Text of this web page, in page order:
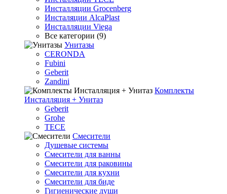
Инсталляции Grocenberg
Инсталяции AlcaPlast
Инсталляции Viega
Все категории (9)
Унитазы
CERONDA
Fubini
Geberit
Zandini
Комплекты
Инсталляция + Унитаз
Geberit
Grohe
TECE
Смесители
Душевые системы
Смесители для ванны
Смесители для раковины
Смесители для кухни
Смесители для биде
Гигиенические души